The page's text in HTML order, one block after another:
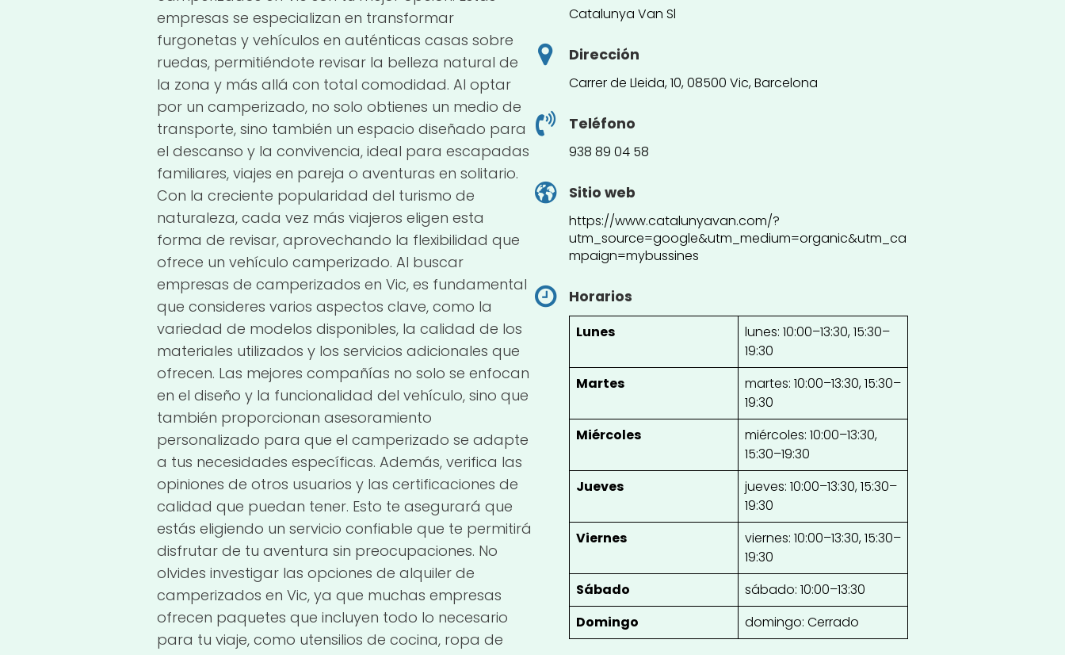
empresas se especializan en transformar
furgonetas y vehículos en auténticas casas sobre
ruedas, permitiéndote revisar la belleza natural de
la zona y más allá con total comodidad. Al optar
por un camperizado, no solo obtienes un medio de
transporte, sino también un espacio diseñado para
el descanso y la convivencia, ideal para escapadas
familiares, viajes en pareja o aventuras en solitario.
Con la creciente popularidad del turismo de
naturaleza, cada vez más viajeros eligen esta
forma de revisar, aprovechando la flexibilidad que
ofrece un vehículo camperizado. Al buscar
empresas de camperizados en Vic, es fundamental
que consideres varios aspectos clave, como la
variedad de modelos disponibles, la calidad de los
materiales utilizados y los servicios adicionales que
ofrecen. Las mejores compañías no solo se enfocan
en el diseño y la funcionalidad del vehículo, sino que
también proporcionan asesoramiento
personalizado para que el camperizado se adapte
a tus necesidades específicas. Además, verifica las
opiniones de otros usuarios y las certificaciones de
calidad que puedan tener. Esto te asegurará que
estás eligiendo un servicio confiable que te permitirá
disfrutar de tu aventura sin preocupaciones. No
olvides investigar las opciones de alquiler de
camperizados en Vic, ya que muchas empresas
ofrecen paquetes que incluyen todo lo necesario
para tu viaje, como utensilios de cocina, ropa de
Catalunya Van Sl
Dirección
Carrer de Lleida, 10, 08500 Vic, Barcelona
Teléfono
938 89 04 58
Sitio web
https://www.catalunyavan.com/?
utm_source=google&utm_medium=organic&utm_ca
mpaign=mybussines
Horarios
Lunes
lunes: 10:00–13:30, 15:30–
19:30
Martes
martes: 10:00–13:30, 15:30–
19:30
Miércoles
miércoles: 10:00–13:30,
15:30–19:30
Jueves
jueves: 10:00–13:30, 15:30–
19:30
Viernes
viernes: 10:00–13:30, 15:30–
19:30
Sábado
sábado: 10:00–13:30
Domingo
domingo: Cerrado